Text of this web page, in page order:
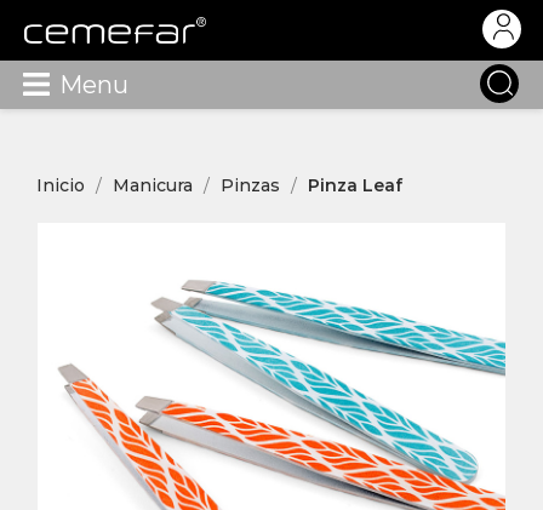
Menu
Inicio Manicura Pinzas Pinza Leaf